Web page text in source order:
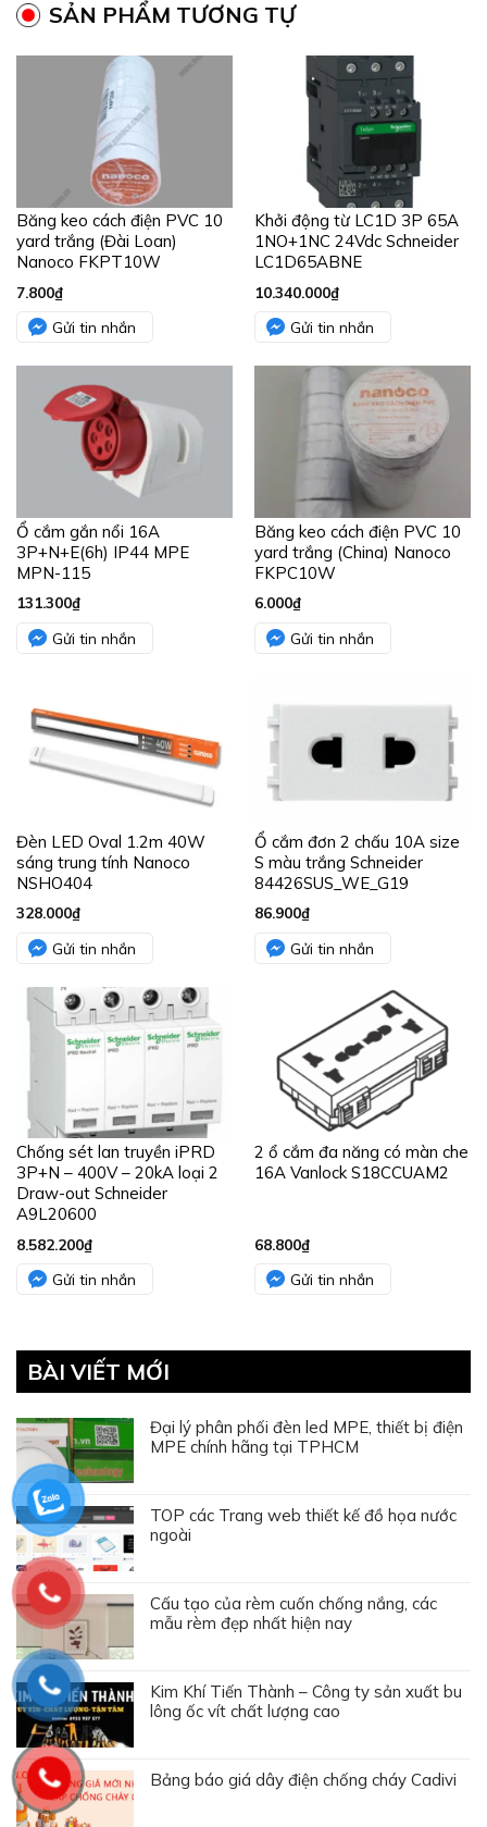
SẢN PHẨM TƯƠNG TỰ
Băng keo cách điện PVC 10
yard trắng (Đài Loan)
Nanoco FKPT10W
7.800₫
Gửi tin nhắn
Khởi động từ LC1D 3P 65A
1NO+1NC 24Vdc Schneider
LC1D65ABNE
10.340.000₫
Gửi tin nhắn
Ổ cắm gắn nổi 16A
3P+N+E(6h) IP44 MPE
MPN-115
131.300₫
Gửi tin nhắn
Băng keo cách điện PVC 10
yard trắng (China) Nanoco
FKPC10W
6.000₫
Gửi tin nhắn
Đèn LED Oval 1.2m 40W
sáng trung tính Nanoco
NSHO404
328.000₫
Gửi tin nhắn
Ổ cắm đơn 2 chấu 10A size
S màu trắng Schneider
84426SUS_WE_G19
86.900₫
Gửi tin nhắn
Chống sét lan truyền iPRD
3P+N – 400V – 20kA loại 2
Draw-out Schneider
A9L20600
8.582.200₫
Gửi tin nhắn
2 ổ cắm đa năng có màn che
16A Vanlock S18CCUAM2
68.800₫
Gửi tin nhắn
BÀI VIẾT MỚI
Đại lý phân phối đèn led MPE, thiết bị điện
MPE chính hãng tại TPHCM
TOP các Trang web thiết kế đồ họa nước
ngoài
Cấu tạo của rèm cuốn chống nắng, các
mẫu rèm đẹp nhất hiện nay
Kim Khí Tiến Thành – Công ty sản xuất bu
lông ốc vít chất lượng cao
Bảng báo giá dây điện chống cháy Cadivi